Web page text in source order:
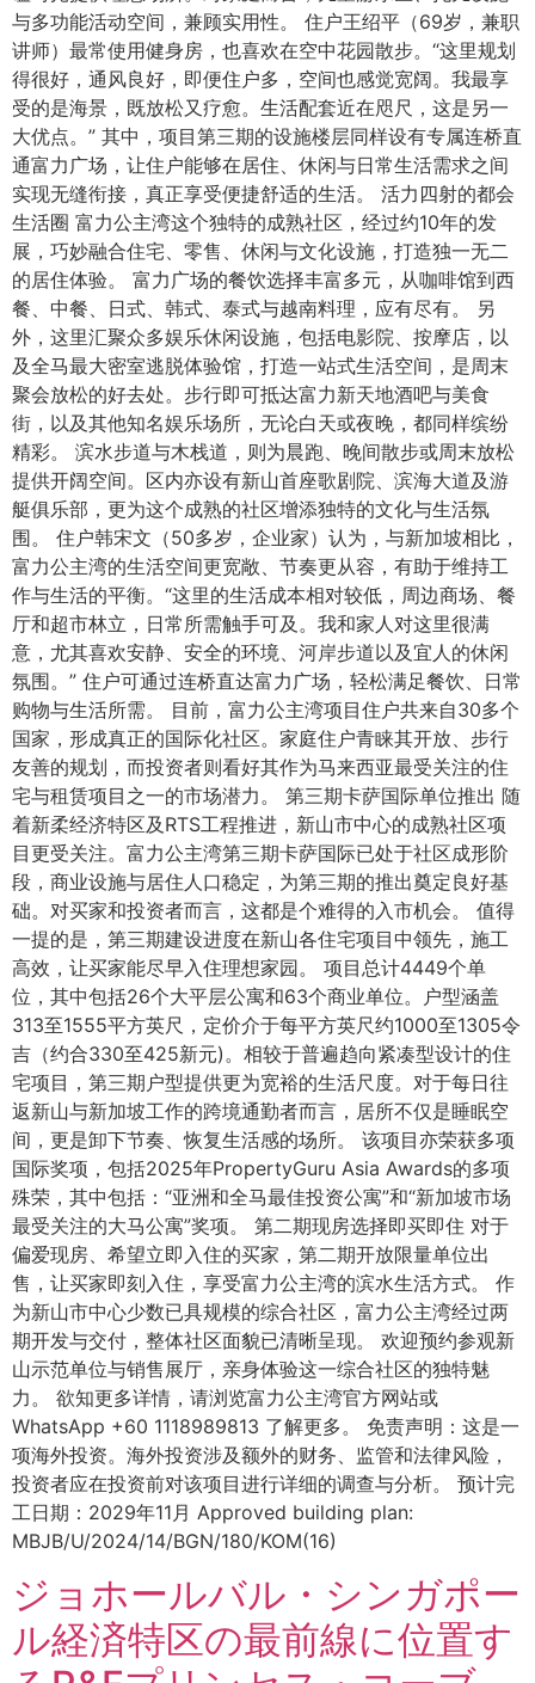
与多功能活动空间，兼顾实用性。 住户王绍平（69岁，兼职
讲师）最常使用健身房，也喜欢在空中花园散步。“这里规划
得很好，通风良好，即便住户多，空间也感觉宽阔。我最享
受的是海景，既放松又疗愈。生活配套近在咫尺，这是另一
大优点。” 其中，项目第三期的设施楼层同样设有专属连桥直
通富力广场，让住户能够在居住、休闲与日常生活需求之间
实现无缝衔接，真正享受便捷舒适的生活。 活力四射的都会
生活圈 富力公主湾这个独特的成熟社区，经过约10年的发
展，巧妙融合住宅、零售、休闲与文化设施，打造独一无二
的居住体验。 富力广场的餐饮选择丰富多元，从咖啡馆到西
餐、中餐、日式、韩式、泰式与越南料理，应有尽有。 另
外，这里汇聚众多娱乐休闲设施，包括电影院、按摩店，以
及全马最大密室逃脱体验馆，打造一站式生活空间，是周末
聚会放松的好去处。步行即可抵达富力新天地酒吧与美食
街，以及其他知名娱乐场所，无论白天或夜晚，都同样缤纷
精彩。 滨水步道与木栈道，则为晨跑、晚间散步或周末放松
提供开阔空间。区内亦设有新山首座歌剧院、滨海大道及游
艇俱乐部，更为这个成熟的社区增添独特的文化与生活氛
围。 住户韩宋文（50多岁，企业家）认为，与新加坡相比，
富力公主湾的生活空间更宽敞、节奏更从容，有助于维持工
作与生活的平衡。“这里的生活成本相对较低，周边商场、餐
厅和超市林立，日常所需触手可及。我和家人对这里很满
意，尤其喜欢安静、安全的环境、河岸步道以及宜人的休闲
氛围。” 住户可通过连桥直达富力广场，轻松满足餐饮、日常
购物与生活所需。 目前，富力公主湾项目住户共来自30多个
国家，形成真正的国际化社区。家庭住户青睐其开放、步行
友善的规划，而投资者则看好其作为马来西亚最受关注的住
宅与租赁项目之一的市场潜力。 第三期卡萨国际单位推出 随
着新柔经济特区及RTS工程推进，新山市中心的成熟社区项
目更受关注。富力公主湾第三期卡萨国际已处于社区成形阶
段，商业设施与居住人口稳定，为第三期的推出奠定良好基
础。对买家和投资者而言，这都是个难得的入市机会。 值得
一提的是，第三期建设进度在新山各住宅项目中领先，施工
高效，让买家能尽早入住理想家园。 项目总计4449个单
位，其中包括26个大平层公寓和63个商业单位。户型涵盖
313至1555平方英尺，定价介于每平方英尺约1000至1305令
吉（约合330至425新元)。相较于普遍趋向紧凑型设计的住
宅项目，第三期户型提供更为宽裕的生活尺度。对于每日往
返新山与新加坡工作的跨境通勤者而言，居所不仅是睡眠空
间，更是卸下节奏、恢复生活感的场所。 该项目亦荣获多项
国际奖项，包括2025年PropertyGuru Asia Awards的多项
殊荣，其中包括：“亚洲和全马最佳投资公寓”和“新加坡市场
最受关注的大马公寓”奖项。 第二期现房选择即买即住 对于
偏爱现房、希望立即入住的买家，第二期开放限量单位出
售，让买家即刻入住，享受富力公主湾的滨水生活方式。 作
为新山市中心少数已具规模的综合社区，富力公主湾经过两
期开发与交付，整体社区面貌已清晰呈现。 欢迎预约参观新
山示范单位与销售展厅，亲身体验这一综合社区的独特魅
力。 欲知更多详情，请浏览富力公主湾官方网站或
WhatsApp +60 1118989813 了解更多。 免责声明：这是一
项海外投资。海外投资涉及额外的财务、监管和法律风险，
投资者应在投资前对该项目进行详细的调查与分析。 预计完
工日期：2029年11月 Approved building plan:
MBJB/U/2024/14/BGN/180/KOM(16)
ジョホールバル・シンガポー
ル経済特区の最前線に位置す